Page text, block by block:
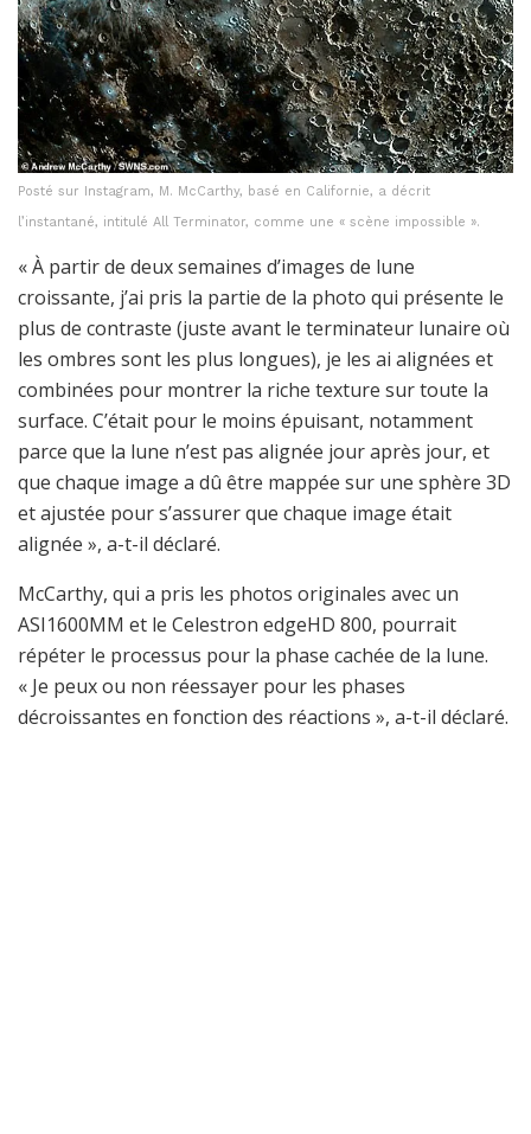
Posté sur Instagram, M. McCarthy, basé en Californie, a décrit
l’instantané, intitulé All Terminator, comme une « scène impossible ».
« À partir de deux semaines d’images de lune
croissante, j’ai pris la partie de la photo qui présente le
plus de contraste (juste avant le terminateur lunaire où
les ombres sont les plus longues), je les ai alignées et
combinées pour montrer la riche texture sur toute la
surface. C’était pour le moins épuisant, notamment
parce que la lune n’est pas alignée jour après jour, et
que chaque image a dû être mappée sur une sphère 3D
et ajustée pour s’assurer que chaque image était
alignée », a-t-il déclaré.
McCarthy, qui a pris les photos originales avec un
ASI1600MM et le Celestron edgeHD 800, pourrait
répéter le processus pour la phase cachée de la lune.
« Je peux ou non réessayer pour les phases
décroissantes en fonction des réactions », a-t-il déclaré.